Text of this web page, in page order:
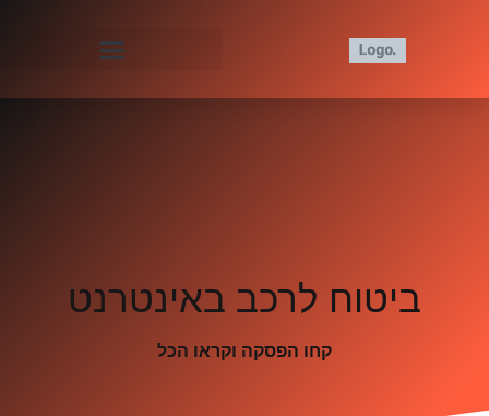
ביטוח לרכב באינטרנט
קחו הפסקה וקראו הכל